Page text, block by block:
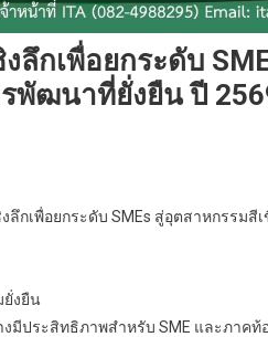
ลึกเพื่อยกระดับ
พัฒนาที่ยั่งยืน ปี
กเพื่อยกระดับ SMEs สู่อุตสาหกรรม
ยั่งยืน
งมีประสิทธิภาพสำหรับ SME และภาคท้